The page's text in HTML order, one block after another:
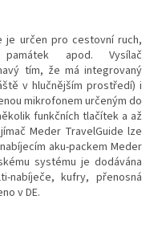
je určen pro cestovní ruch,
apod. Vysílač
tím, že má integrovaný
v hlučnějším prostředí) i
mikrofonem určeným do
funkčních tlačítek a až
Meder TravelGuide lze
aku-packem Meder
systému je dodávána
nabíječe, kufry, přenosná
v DE.